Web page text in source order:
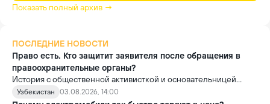
Показать полный архив →
ПОСЛЕДНИЕ НОВОСТИ
Право есть. Кто защитит заявителя после обращения в
правоохранительные органы?
История с общественной активисткой и основательницей
проекта «Немолчи.uz» Ириной Матвиенко поднимает вопрос,
Узбекистан 03.08.2026, 14:00